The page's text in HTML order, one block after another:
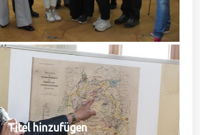
Titel hinzufügen